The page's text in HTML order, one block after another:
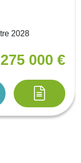
2028
275 000 €